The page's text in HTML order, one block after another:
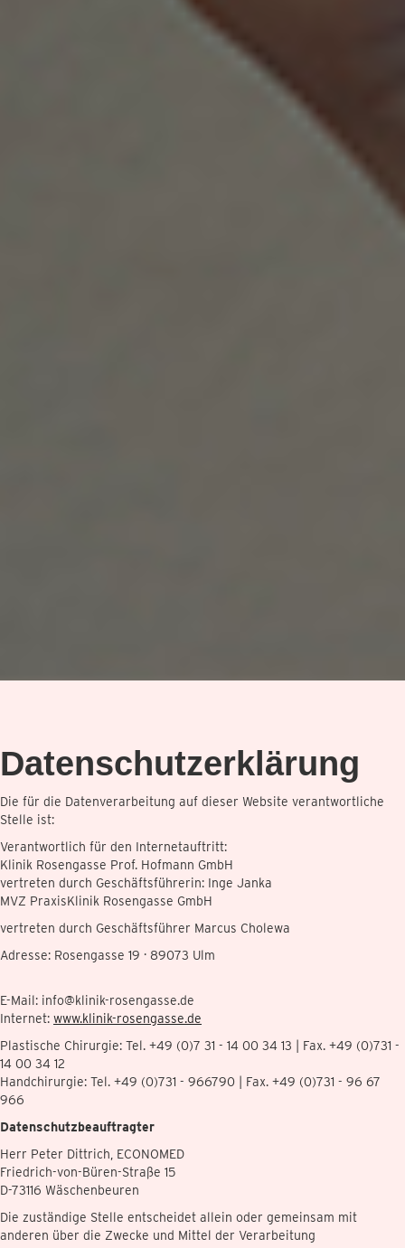
Datenschutzerklärung
Die für die Datenverarbeitung auf dieser Website verantwortliche
Stelle ist:
Verantwortlich für den Internetauftritt:
Klinik Rosengasse Prof. Hofmann GmbH
vertreten durch Geschäftsführerin: Inge Janka
MVZ PraxisKlinik Rosengasse GmbH
vertreten durch Geschäftsführer Marcus Cholewa
Adresse: Rosengasse 19 · 89073 Ulm
E-Mail: info@klinik-rosengasse.de
Internet: www.klinik-rosengasse.de
Plastische Chirurgie: Tel. +49 (0)7 31 - 14 00 34 13 | Fax. +49 (0)731 -
14 00 34 12
Handchirurgie: Tel. +49 (0)731 - 966790 | Fax. +49 (0)731 - 96 67
966
Datenschutzbeauftragter
Herr Peter Dittrich, ECONOMED
Friedrich-von-Büren-Straße 15
D-73116 Wäschenbeuren
Die zuständige Stelle entscheidet allein oder gemeinsam mit
anderen über die Zwecke und Mittel der Verarbeitung